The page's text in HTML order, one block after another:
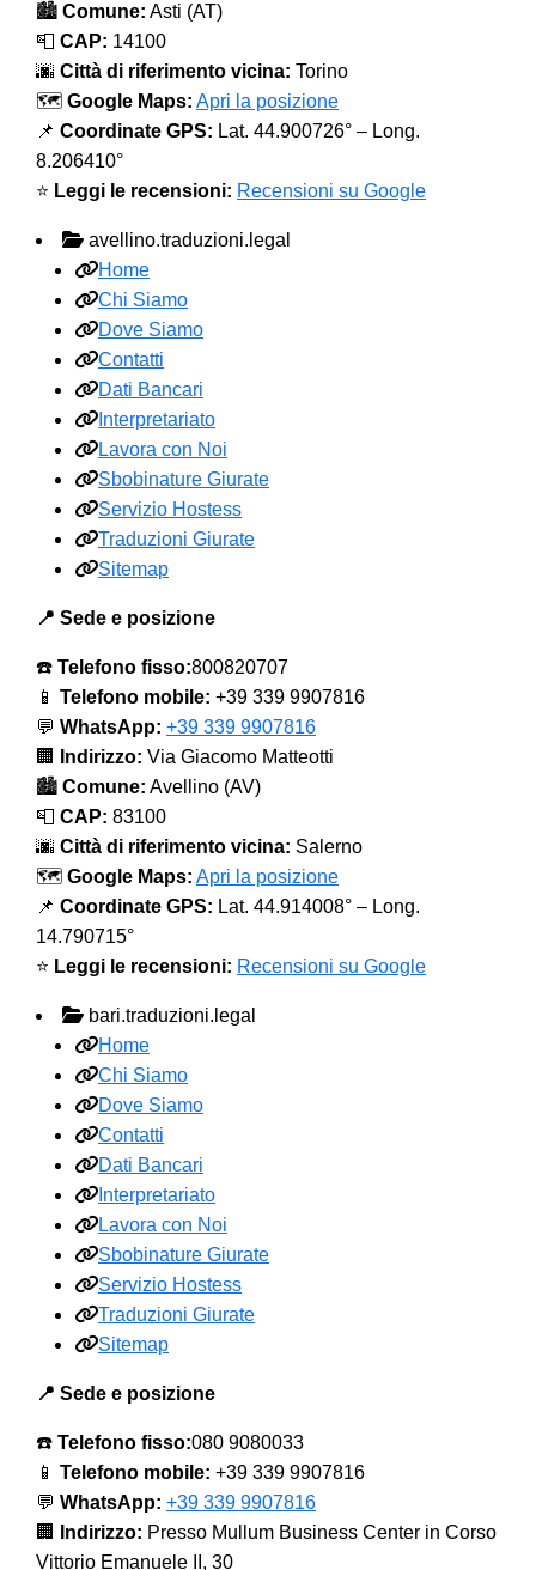
🏙️ Comune: Asti (AT)
📮 CAP: 14100
🌆 Città di riferimento vicina: Torino
🗺️ Google Maps: Apri la posizione
📌 Coordinate GPS: Lat. 44.900726° – Long.
8.206410°
⭐ Leggi le recensioni: Recensioni su Google
avellino.traduzioni.legal
Home
Chi Siamo
Dove Siamo
Contatti
Dati Bancari
Interpretariato
Lavora con Noi
Sbobinature Giurate
Servizio Hostess
Traduzioni Giurate
Sitemap
📍 Sede e posizione
☎️ Telefono fisso:800820707
📱 Telefono mobile: +39 339 9907816
💬 WhatsApp: +39 339 9907816
🏢
Indirizzo: Via Giacomo Matteotti
🏙️ Comune: Avellino (AV)
📮 CAP: 83100
🌆 Città di riferimento vicina: Salerno
🗺️ Google Maps: Apri la posizione
📌 Coordinate GPS: Lat. 44.914008° – Long.
14.790715°
⭐ Leggi le recensioni: Recensioni su Google
bari.traduzioni.legal
Home
Chi Siamo
Dove Siamo
Contatti
Dati Bancari
Interpretariato
Lavora con Noi
Sbobinature Giurate
Servizio Hostess
Traduzioni Giurate
Sitemap
📍 Sede e posizione
☎️ Telefono fisso:080 9080033
📱 Telefono mobile: +39 339 9907816
💬 WhatsApp: +39 339 9907816
🏢
Indirizzo: Presso Mullum Business Center in Corso
Vittorio Emanuele II, 30